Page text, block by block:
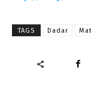
TAGS Dadar